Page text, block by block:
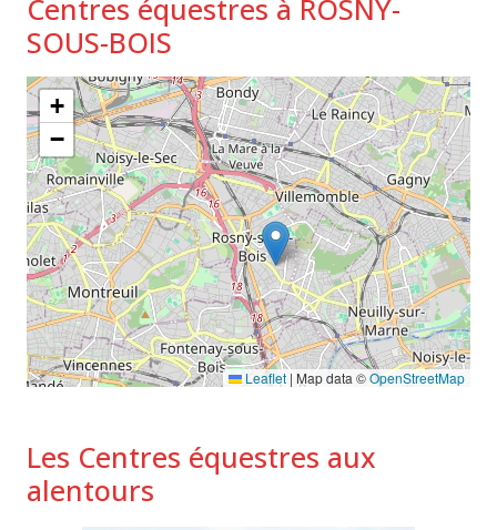
Centres équestres à ROSNY-
SOUS-BOIS
+
−
Leaflet | Map data ©OpenStreetMap
Les Centres équestres aux
alentours